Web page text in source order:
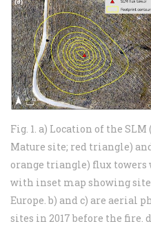
Fig. 1. a) Location of the
Mature site; red triangle)
orange triangle) flux
with inset map showing
Europe. b) and c) are aerial
sites in 2017 before the fire.